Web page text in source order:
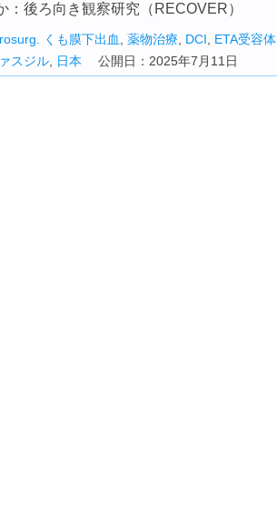
：後ろ向き観察研究（RECOVER）
くも膜下出血 薬物治療 DCI ETA受容体
スジル 日本 公開日：2025年7月11日